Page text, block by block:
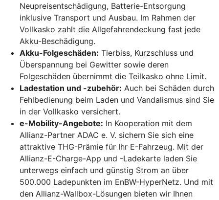
Neupreisentschädigung, Batterie-Entsorgung
inklusive Transport und Ausbau. Im Rahmen der
Vollkasko zahlt die Allgefahrendeckung fast jede
Akku-Beschädigung.
Akku-Folgeschäden: Tierbiss, Kurzschluss und
Überspannung bei Gewitter sowie deren
Folgeschäden übernimmt die Teilkasko ohne Limit.
Ladestation und -zubehör: Auch bei Schäden durch
Fehlbedienung beim Laden und Vandalismus sind Sie
in der Vollkasko versichert.
e-Mobility-Angebote: In Kooperation mit dem
Allianz-Partner ADAC e. V. sichern Sie sich eine
attraktive THG-Prämie für Ihr E-Fahrzeug. Mit der
Allianz-E-Charge-App und -Ladekarte laden Sie
unterwegs einfach und günstig Strom an über
500.000 Ladepunkten im EnBW-HyperNetz. Und mit
den Allianz-Wallbox-Lösungen bieten wir Ihnen